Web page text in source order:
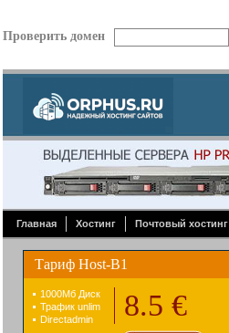
Проверить домен
Главная Хостинг Почтовый хостинг
Тариф Host-B1
1000Mб Диск
Трафик unlim
Directadmin
8.5 €